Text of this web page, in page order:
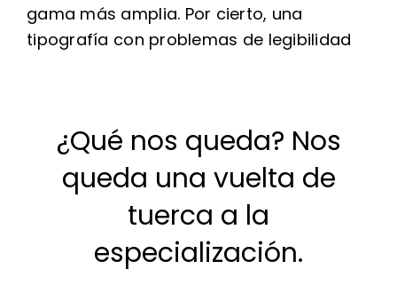
gama más amplia. Por cierto, una
tipografía con problemas de legibilidad
¿Qué nos queda? Nos
queda una vuelta de
tuerca a la
especialización.